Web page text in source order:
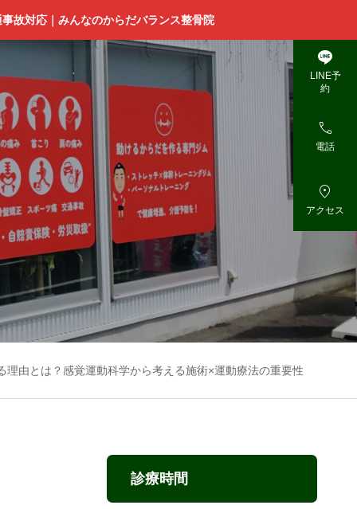
故対応｜みんなのからだバランス整骨院

LINE予
約

電話

アクセス
理由とは？感覚運動科学から考える施術×運動療法の重要性
診療時間